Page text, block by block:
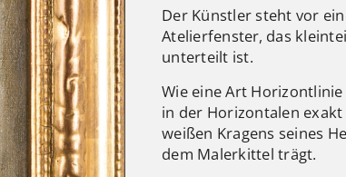
Der Künstler steht vor
Atelierfenster, das
unterteilt ist.
Wie eine Art
in der Horizontalen
weißen Kragens seines
dem Malerkittel trägt.